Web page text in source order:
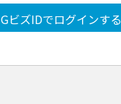
GビズIDでログインする